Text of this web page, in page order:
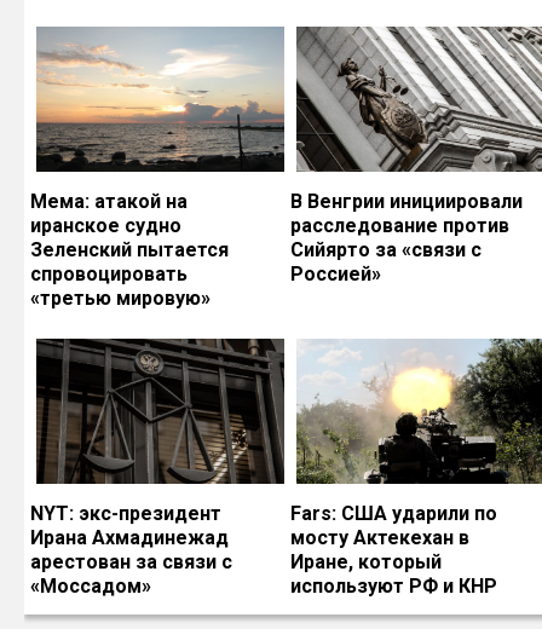
Мема: атакой на
иранское судно
Зеленский пытается
спровоцировать
«третью мировую»
В Венгрии инициировали
расследование против
Сийярто за «связи с
Россией»
NYT: экс-президент
Ирана Ахмадинежад
арестован за связи с
«Моссадом»
Fars: США ударили по
мосту Актекехан в
Иране, который
используют РФ и КНР